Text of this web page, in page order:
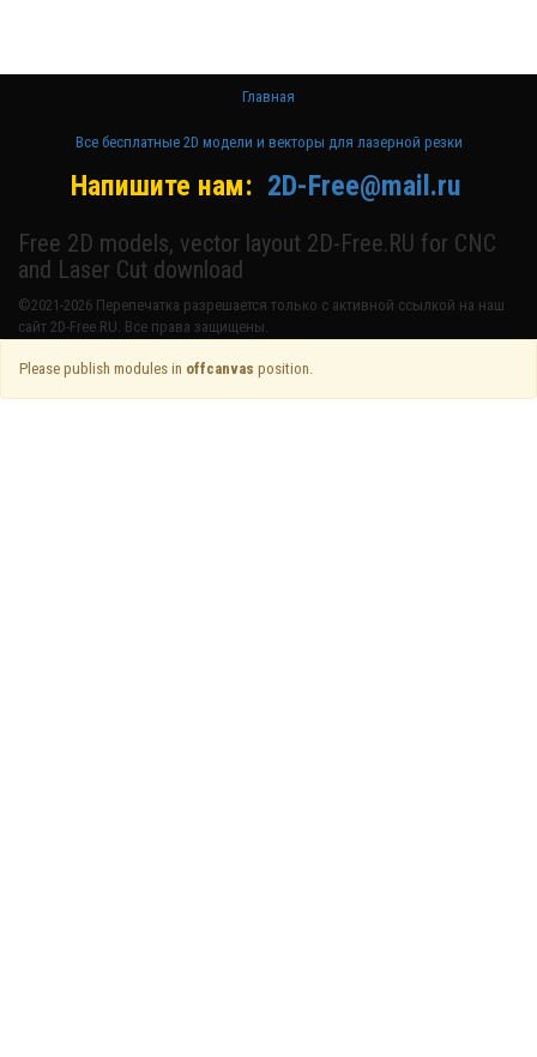
Главная
Все бесплатные 2D модели и векторы для лазерной резки
Напишите нам: 2D-Free@mail.ru
Free 2D models, vector layout 2D-Free.RU for CNC
and Laser Cut download
©2021-2026 Перепечатка разрешается только с активной ссылкой на наш
сайт 2D-Free.RU. Все права защищены.
Please publish modules in offcanvas position.